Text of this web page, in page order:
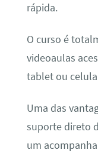
rápida.
O curso é
videoaulas
tablet ou
Uma das
suporte direto
um